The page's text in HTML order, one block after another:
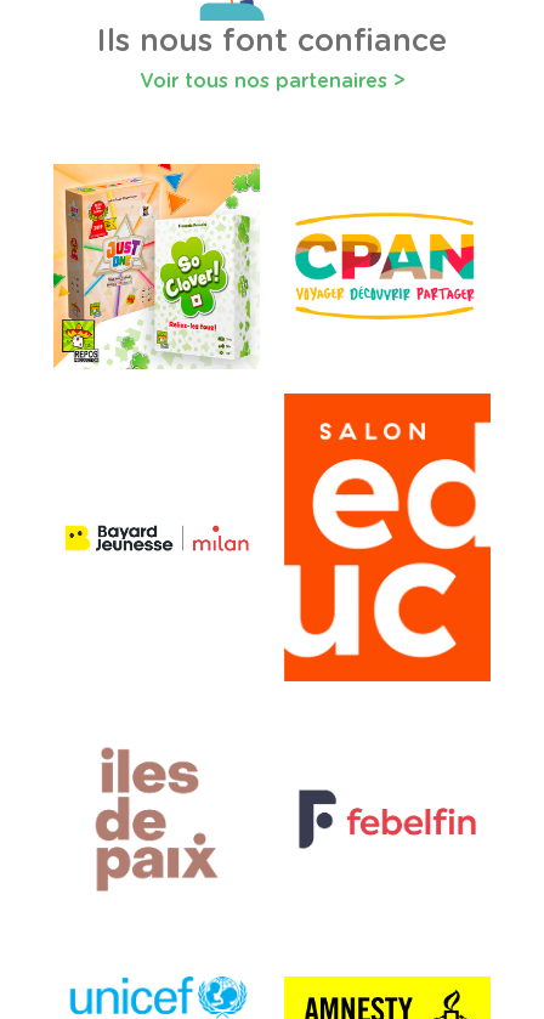
Ils nous font confiance
Voir tous nos partenaires >